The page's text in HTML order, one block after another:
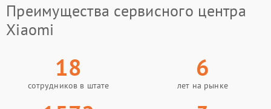
Преимущества сервисного центра
Xiaomi
18
сотрудников в штате
6
лет на рынке